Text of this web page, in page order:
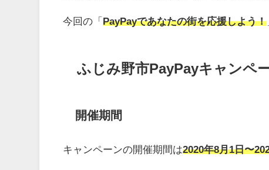
今回の「PayPayであなたの街を応援しよう！
ふじみ野市PayPayキャンペ
開催期間
キャンペーンの開催期間は2020年8月1日〜